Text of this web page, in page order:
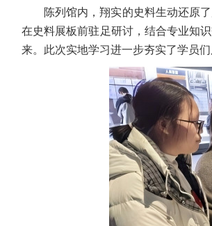
陈列馆内，翔实的史料生动还原
在史料展板前驻足研讨，结合专业知
来。此次实地学习进一步夯实了学员